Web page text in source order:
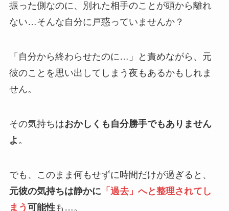
振った側なのに、別れた相手のことが頭から離れ
ない…そんな自分に戸惑っていませんか？
「自分から終わらせたのに…」と責めながら、元
彼のことを思い出してしまう夜もあるかもしれま
せん。
その気持ちはおかしくも自分勝手でもありません
よ 。
でも、このまま何もせずに時間だけが過ぎると、
元彼の気持ちは静かに 「過去」へと整理されてし
まう 可能性も…。